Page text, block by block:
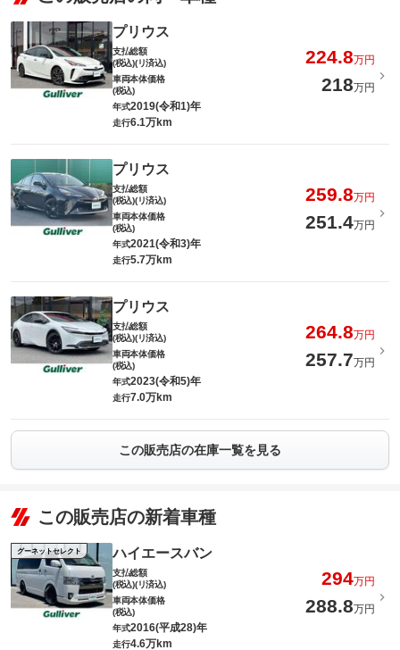
プリウス
支払総額
(税込)(リ済込)
224.8万円
車両本体価格
(税込)
218万円
年式2019(令和1)年
走行6.1万km
プリウス
支払総額
(税込)(リ済込)
259.8万円
車両本体価格
(税込)
251.4万円
年式2021(令和3)年
走行5.7万km
プリウス
支払総額
(税込)(リ済込)
264.8万円
車両本体価格
(税込)
257.7万円
年式2023(令和5)年
走行7.0万km
この販売店の在庫一覧を見る
この販売店の新着車種
グーネットセレクト ハイエースバン
支払総額
(税込)(リ済込)
294万円
車両本体価格
(税込)
288.8万円
年式2016(平成28)年
走行4.6万km